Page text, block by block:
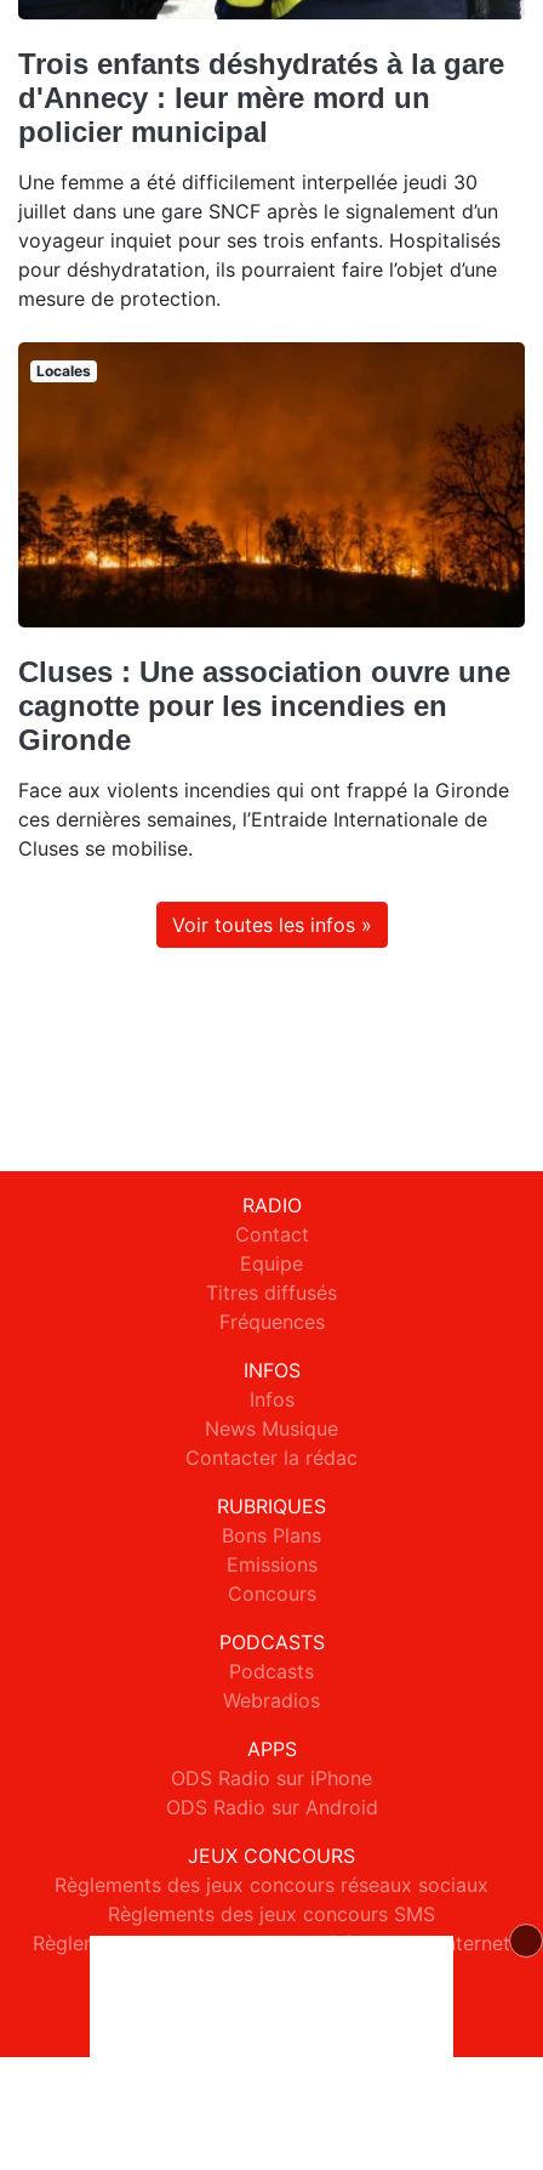
Trois enfants déshydratés à la gare
d'Annecy : leur mère mord un
policier municipal
Une femme a été difficilement interpellée jeudi 30
juillet dans une gare SNCF après le signalement d’un
voyageur inquiet pour ses trois enfants. Hospitalisés
pour déshydratation, ils pourraient faire l’objet d’une
mesure de protection.
Locales
Cluses : Une association ouvre une
cagnotte pour les incendies en
Gironde
Face aux violents incendies qui ont frappé la Gironde
ces dernières semaines, l’Entraide Internationale de
Cluses se mobilise.
Voir toutes les infos »
RADIO
Contact
Equipe
Titres diffusés
Fréquences
INFOS
Infos
News Musique
Contacter la rédac
RUBRIQUES
Bons Plans
Emissions
Concours
PODCASTS
Podcasts
Webradios
APPS
ODS Radio sur iPhone
ODS Radio sur Android
JEUX CONCOURS
Règlements des jeux concours réseaux sociaux
Règlements des jeux concours SMS
Règlements des jeux concours téléphone et internet